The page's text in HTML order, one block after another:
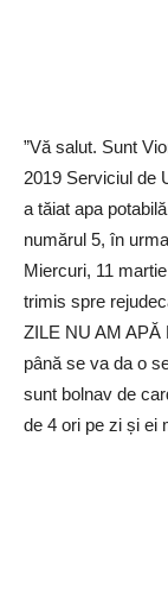
”Vă salut. Sunt
2019 Serviciul de
a tăiat apa
numărul 5, în
Miercuri, 11
trimis spre
ZILE NU AM APĂ
până se va da o
sunt bolnav de
de 4 ori pe zi și ei